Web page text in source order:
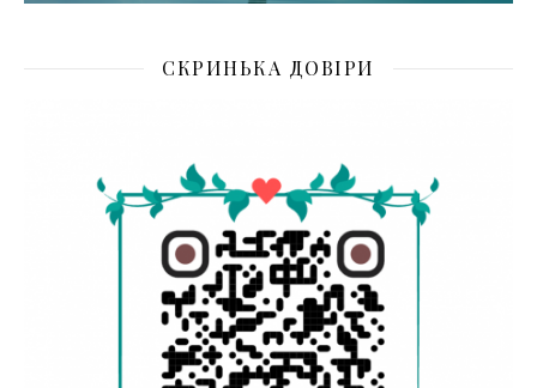
СКРИНЬКА ДОВІРИ